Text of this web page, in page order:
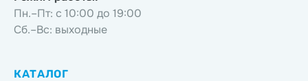
Пн.–Пт: с 10:00 до 19:00
Сб.–Вс: выходные
КАТАЛОГ